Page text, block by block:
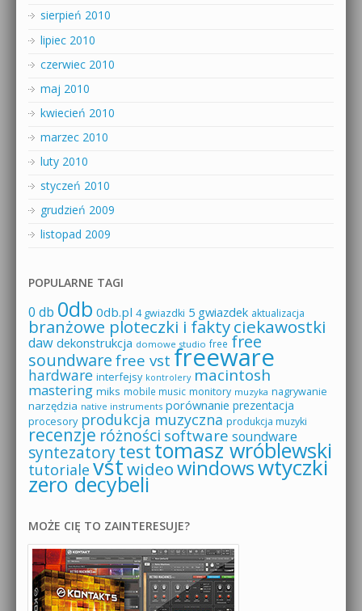
sierpień 2010
lipiec 2010
czerwiec 2010
maj 2010
kwiecień 2010
marzec 2010
luty 2010
styczeń 2010
grudzień 2009
listopad 2009
POPULARNE TAGI
0 db 0db 0db.pl 4 gwiazdki 5 gwiazdek aktualizacja
branżowe ploteczki i faktyciekawostki
daw dekonstrukcja domowe studio free free
soundware free vst freeware
hardware interfejsy kontrolery macintosh
mastering miks mobile music monitory muzyka nagrywanie
narzędzia native instruments porównanie prezentacja
procesory produkcja muzyczna produkcja muzyki
recenzje różności software soundware
syntezatorytesttomasz wróblewski
tutoriale vstwideowindowswtyczki
zero decybeli
MOŻE CIĘ TO ZAINTERESUJE?